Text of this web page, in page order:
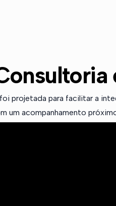
projetada para facilitar a
um acompanhamento